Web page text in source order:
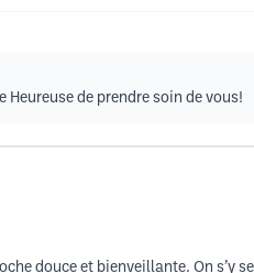
de prendre soin de vous!
douce et bienveillante. On s’y